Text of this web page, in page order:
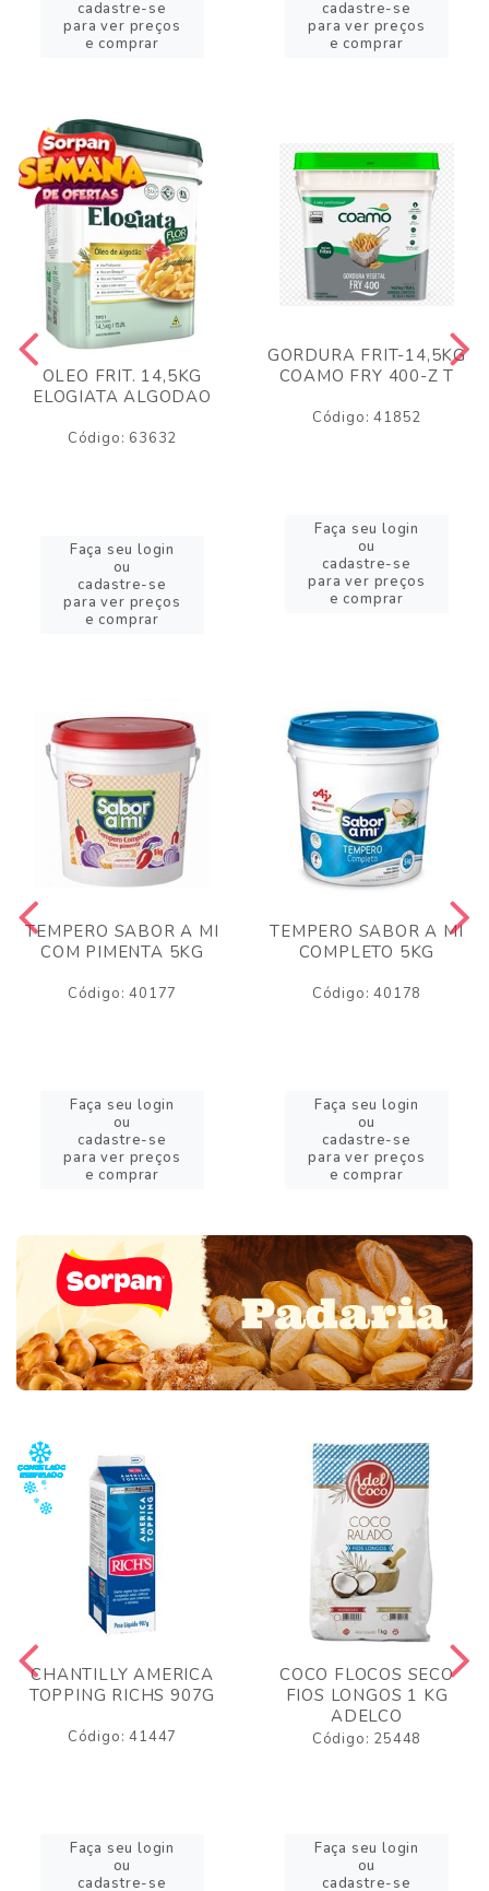
cadastre-se
para ver preços
e comprar
cadastre-se
para ver preços
e comprar
OLEO FRIT. 14,5KG
ELOGIATA ALGODAO
Código: 63632
Faça seu login
ou
cadastre-se
para ver preços
e comprar
GORDURA FRIT-14,5KG
COAMO FRY 400-Z T
Código: 41852
Faça seu login
ou
cadastre-se
para ver preços
e comprar
TEMPERO SABOR A MI
COM PIMENTA 5KG
Código: 40177
Faça seu login
ou
cadastre-se
para ver preços
e comprar
TEMPERO SABOR A MI
COMPLETO 5KG
Código: 40178
Faça seu login
ou
cadastre-se
para ver preços
e comprar
CHANTILLY AMERICA
TOPPING RICHS 907G
Código: 41447
Faça seu login
ou
cadastre-se
COCO FLOCOS SECO
FIOS LONGOS 1 KG
ADELCO
Código: 25448
Faça seu login
ou
cadastre-se